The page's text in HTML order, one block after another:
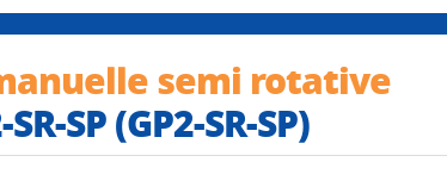
semi rotative
SP (GP2-SR-SP)